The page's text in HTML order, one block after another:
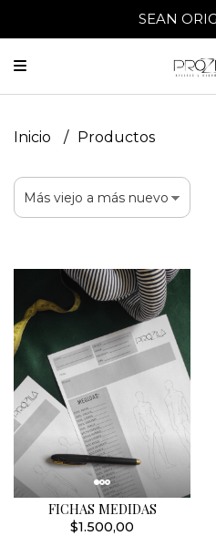
SEAN
Inicio Productos
FICHAS MEDIDAS
$1.500,00